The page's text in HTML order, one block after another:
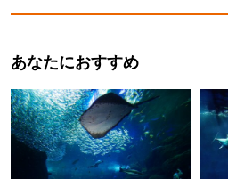
あなたにおすすめ